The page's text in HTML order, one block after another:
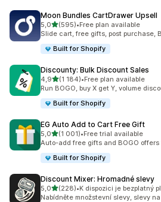
Moon Bundles CartDrawer Upsell
5,0z 5 hvězd
(595)
Celkový počet recenzí: 595
•Free plan available
Slide cart, free gifts, post purchase,
Built for Shopify
Discounty: Bulk Discount Sales
4,9z 5 hvězd
(1 184)
Celkový počet recenzí: 1184
•Free plan available
Run BOGO, buy X get Y, volume
Built for Shopify
EG Auto Add to Cart Free Gift
5,0z 5 hvězd
(1 001)
Celkový počet recenzí: 1001
•Free trial available
Auto-add free gifts and BOGO
Built for Shopify
Discount Mixer: Hromadné slevy
5,0z 5 hvězd
(228)
Celkový počet recenzí: 228
•K dispozici je bezplatný
Nabídněte množstevní slevy, slevy